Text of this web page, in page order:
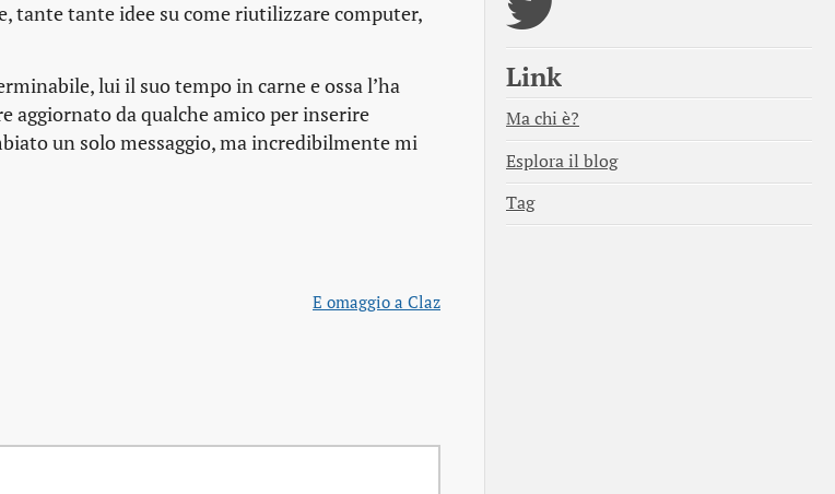
tante tante idee su come riutilizzare computer,
lui il suo tempo in carne e ossa l’ha
aggiornato da qualche amico per inserire
un solo messaggio, ma incredibilmente mi
E omaggio a Claz
Link
Ma chi è?
Esplora il blog
Tag